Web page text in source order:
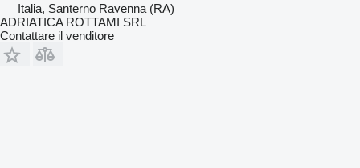
Italia, Santerno Ravenna (RA)
ADRIATICA ROTTAMI SRL
Contattare il venditore